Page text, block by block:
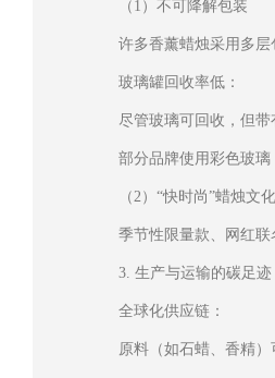
（1）不可降解包装
许多香薰蜡烛采用多层
玻璃罐回收率低：
尽管玻璃可回收，但
部分品牌使用彩色玻璃
（2）“快时尚”蜡烛文化
季节性限量款、网红联
3. 生产与运输的碳足迹
全球化供应链：
原料（如石蜡、香精